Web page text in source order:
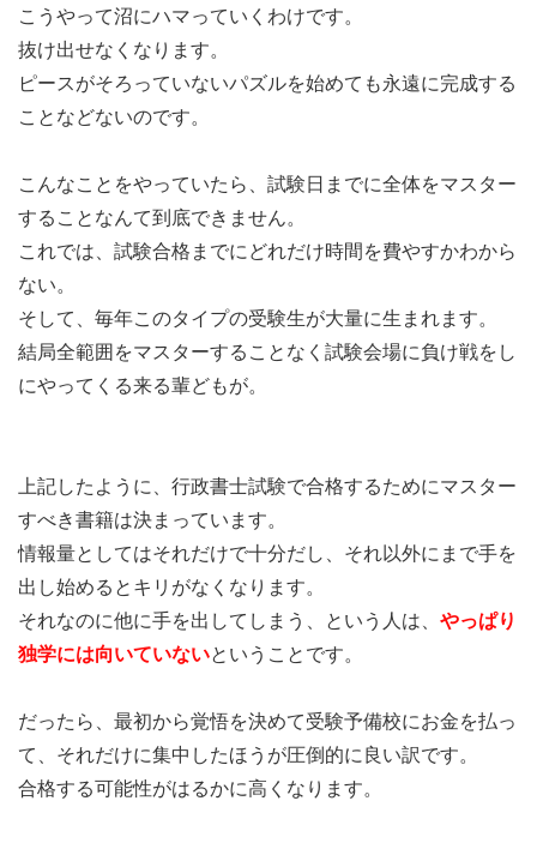
こうやって沼にハマっていくわけです。
抜け出せなくなります。
ピースがそろっていないパズルを始めても永遠に完成する
ことなどないのです。
こんなことをやっていたら、試験日までに全体をマスター
することなんて到底できません。
これでは、試験合格までにどれだけ時間を費やすかわから
ない。
そして、毎年このタイプの受験生が大量に生まれます。
結局全範囲をマスターすることなく試験会場に負け戦をし
にやってくる来る輩どもが。
上記したように、行政書士試験で合格するためにマスター
すべき書籍は決まっています。
情報量としてはそれだけで十分だし、それ以外にまで手を
出し始めるとキリがなくなります。
それなのに他に手を出してしまう、という人は、 やっぱり
独学には向いていないということです。
だったら、最初から覚悟を決めて受験予備校にお金を払っ
て、それだけに集中したほうが圧倒的に良い訳です。
合格する可能性がはるかに高くなります。